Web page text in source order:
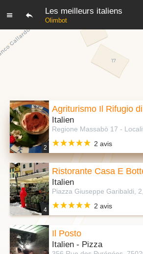
Les meilleurs italiens
Olimbot
2
Agriturismo Il Rifugio
Italien
2 avis
4
Ristorante Casa E
Italien
2 avis
Il Posto
Italien - Pizza